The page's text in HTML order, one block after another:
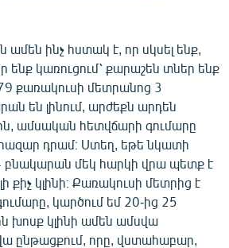
ինչ հստակ է, որ սկսել ենք,
ենք կառուցում՝ քարաշեն տներ ենք
79 քառակուսի մետրանոց 3
են լինում, արժեքն արդեն
ամսական հետվճարի գումարը
հազար դրամ։ Ստեղ, եթե նկատի
բնակարան մեկ հարկի վրա պետք է
քիչ կլինի։ Քառակուսի մետրից է
կարծում եմ 20-ից 25
խոսք կլինի ամեն ամսվա
ընթացքում, որը, վստահաբար,